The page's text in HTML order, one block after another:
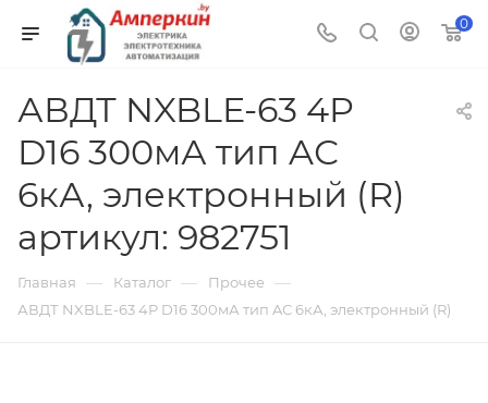
0
АВДТ NXBLE-63 4P
D16 300мА тип AС
6кА, электронный (R)
артикул: 982751
Главная — Каталог — Прочее —
АВДТ NXBLE-63 4P D16 300мА тип AС 6кА, электронный (R)